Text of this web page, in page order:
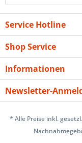
Service Hotline
Shop Service
Informationen
Newsletter-
* Alle Preise inkl.